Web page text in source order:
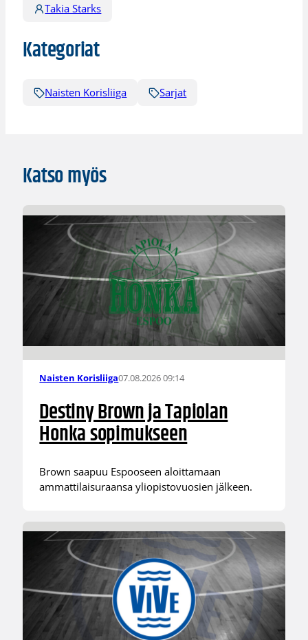
Takia Starks
Kategoriat
Naisten Korisliiga Sarjat
Katso myös
Naisten Korisliiga07.08.2026 09:14
Destiny Brown ja Tapiolan
Honka sopimukseen
Brown saapuu Espooseen aloittamaan
ammattilaisuraansa yliopistovuosien jälkeen.